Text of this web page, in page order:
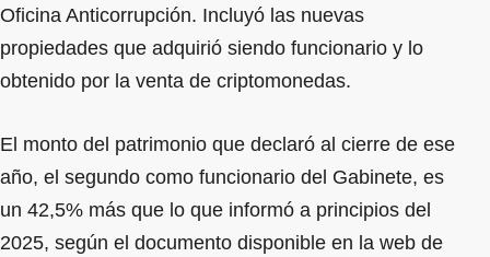
Oficina Anticorrupción. Incluyó las nuevas
propiedades que adquirió siendo funcionario y lo
obtenido por la venta de criptomonedas.
El monto del patrimonio que declaró al cierre de ese
año, el segundo como funcionario del Gabinete, es
un 42,5% más que lo que informó a principios del
2025, según el documento disponible en la web de